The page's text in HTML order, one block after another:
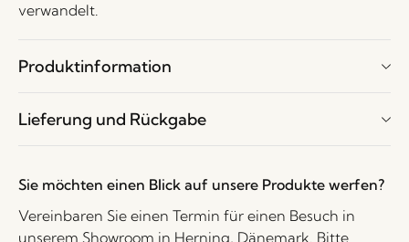
verwandelt.
Produktinformation
Lieferung und Rückgabe
Sie möchten einen Blick auf unsere Produkte werfen?
Vereinbaren Sie einen Termin für einen Besuch in
unserem Showroom in Herning, Dänemark. Bitte